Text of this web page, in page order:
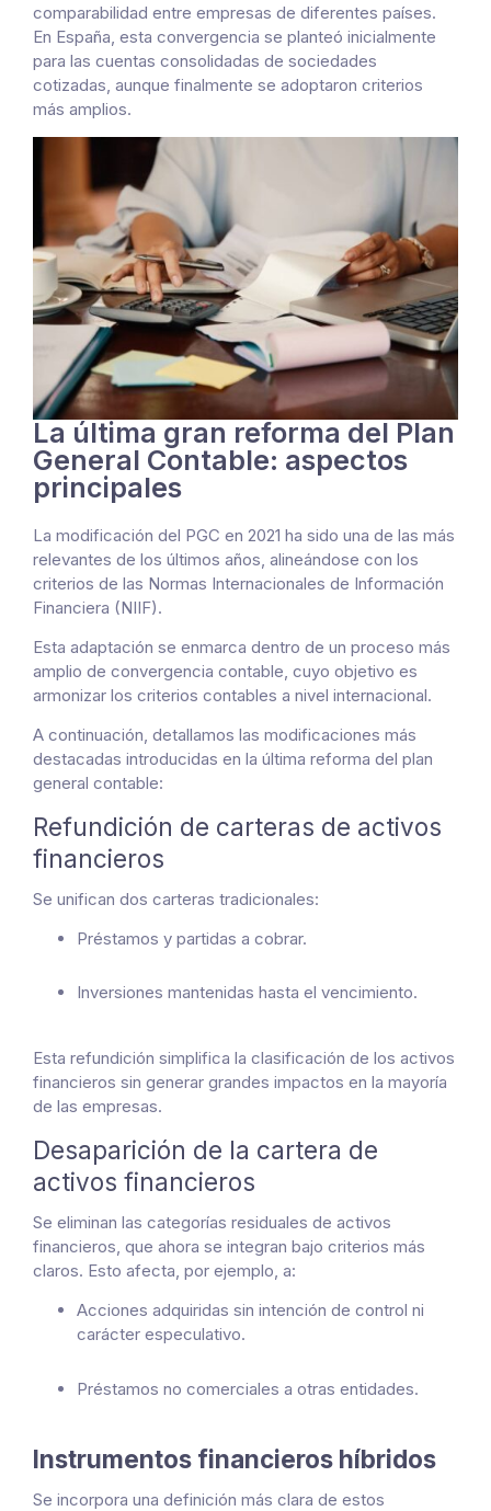
comparabilidad entre empresas de diferentes países.
En España, esta convergencia se planteó inicialmente
para las cuentas consolidadas de sociedades
cotizadas, aunque finalmente se adoptaron criterios
más amplios.
La última gran reforma del Plan
General Contable: aspectos
principales
La modificación del PGC en 2021 ha sido una de las más
relevantes de los últimos años, alineándose con los
criterios de las Normas Internacionales de Información
Financiera (NIIF).
Esta adaptación se enmarca dentro de un proceso más
amplio de convergencia contable, cuyo objetivo es
armonizar los criterios contables a nivel internacional.
A continuación, detallamos las modificaciones más
destacadas introducidas en la última reforma del plan
general contable:
Refundición de carteras de activos
financieros
Se unifican dos carteras tradicionales:
Préstamos y partidas a cobrar.
Inversiones mantenidas hasta el vencimiento.
Esta refundición simplifica la clasificación de los activos
financieros sin generar grandes impactos en la mayoría
de las empresas.
Desaparición de la cartera de
activos financieros
Se eliminan las categorías residuales de activos
financieros, que ahora se integran bajo criterios más
claros. Esto afecta, por ejemplo, a:
Acciones adquiridas sin intención de control ni
carácter especulativo.
Préstamos no comerciales a otras entidades.
Instrumentos financieros híbridos
Se incorpora una definición más clara de estos